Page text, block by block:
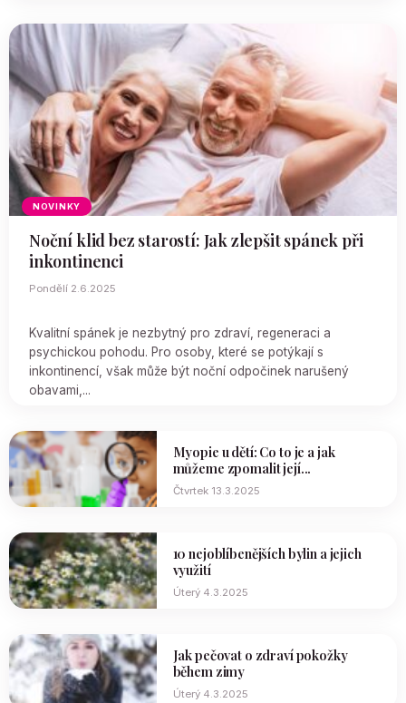
NOVINKY
Noční klid bez starostí: Jak zlepšit spánek při
inkontinenci
Pondělí 2.6.2025
Kvalitní spánek je nezbytný pro zdraví, regeneraci a
psychickou pohodu. Pro osoby, které se potýkají s
inkontinencí, však může být noční odpočinek narušený
obavami,...
Myopie u dětí: Co to je a jak
můžeme zpomalit její...
Čtvrtek 13.3.2025
10 nejoblíbenějších bylin a jejich
využití
Úterý 4.3.2025
Jak pečovat o zdraví pokožky
během zimy
Úterý 4.3.2025